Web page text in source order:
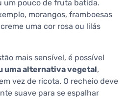
um pouco de fruta batida.
morangos, framboesas
uma cor rosa ou lilás
mais sensível, é possível
uma alternativa vegetal,
vez de ricota. O recheio deve
suave para se espalhar